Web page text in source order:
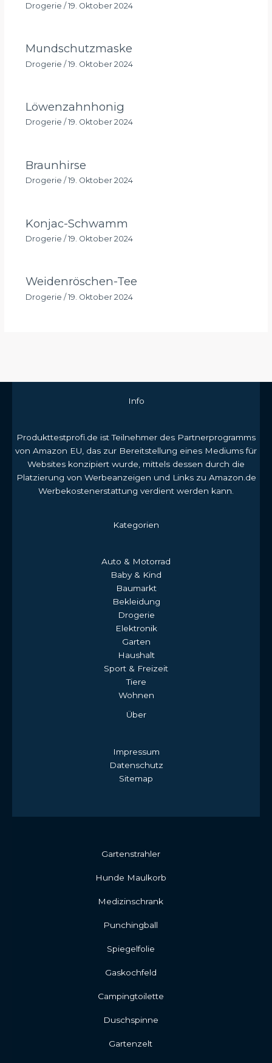
Drogerie /19. Oktober 2024
Mundschutzmaske
Drogerie /19. Oktober 2024
Löwenzahnhonig
Drogerie / 19. Oktober 2024
Braunhirse
Drogerie / 19. Oktober 2024
Konjac-Schwamm
Drogerie / 19. Oktober 2024
Weidenröschen-Tee
Drogerie / 19. Oktober 2024
Info
Produkttestprofi.de ist Teilnehmer des Partnerprogramms
von Amazon EU, das zur Bereitstellung eines Mediums für
Websites konzipiert wurde, mittels dessen durch die
Platzierung von Werbeanzeigen und Links zu Amazon.de
Werbekostenerstattung verdient werden kann.
Kategorien
Auto & Motorrad
Baby & Kind
Baumarkt
Bekleidung
Drogerie
Elektronik
Garten
Haushalt
Sport & Freizeit
Tiere
Wohnen
Über
Impressum
Datenschutz
Sitemap
Gartenstrahler
Hunde Maulkorb
Medizinschrank
Punchingball
Spiegelfolie
Gaskochfeld
Campingtoilette
Duschspinne
Gartenzelt